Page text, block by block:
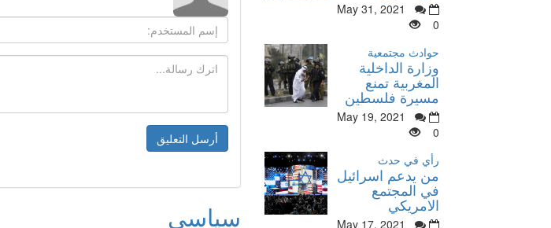
سياسي
May 31, 2021
0
حوادث مجتمعية
وزارة الداخلية
المغربية تمنع
مسيرة فلسطين
May 19, 2021
0
رأي في حدث
من يدعم اسرائيل
في المجتمع
الامريكي
May 17, 2021